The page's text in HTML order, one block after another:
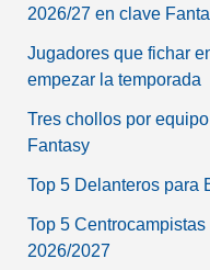
2026/27 en clave
Jugadores que fichar
empezar la temporada
Tres chollos por
Fantasy
Top 5 Delanteros para
Top 5
2026/2027